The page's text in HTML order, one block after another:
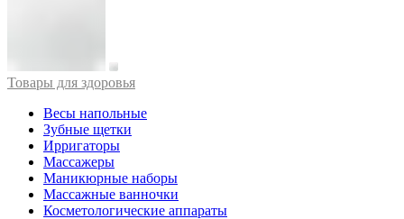
Товары для здоровья
Весы напольные
Зубные щетки
Ирригаторы
Массажеры
Маникюрные наборы
Массажные ванночки
Косметологические аппараты